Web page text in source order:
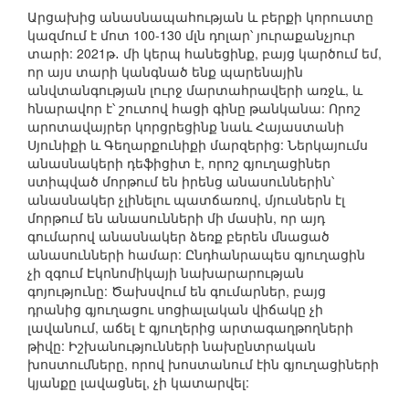
Արցախից անասնապահության և բերքի կորուստը
կազմում է մոտ 100-130 մլն դոլար՝ յուրաքանչյուր
տարի: 2021թ․ մի կերպ հանեցինք, բայց կարծում եմ,
որ այս տարի կանգնած ենք պարենային
անվտանգության լուրջ մարտահրավերի առջև, և
հնարավոր է՝ շուտով հացի գինը թանկանա: Որոշ
արոտավայրեր կորցրեցինք նաև Հայաստանի
Սյունիքի և Գեղարքունիքի մարզերից: Ներկայումս
անասնակերի դեֆիցիտ է, որոշ գյուղացիներ
ստիպված մորթում են իրենց անասուններին՝
անասնակեր չլինելու պատճառով, մյուսներն էլ
մորթում են անասունների մի մասին, որ այդ
գումարով անասնակեր ձեռք բերեն մնացած
անասունների համար: Ընդհանրապես գյուղացին
չի զգում Էկոնոմիկայի նախարարության
գոյությունը: Ծախսվում են գումարներ, բայց
դրանից գյուղացու սոցիալական վիճակը չի
լավանում, աճել է գյուղերից արտագաղթողների
թիվը: Իշխանությունների նախընտրական
խոստումները, որով խոստանում էին գյուղացիների
կյանքը լավացնել, չի կատարվել: